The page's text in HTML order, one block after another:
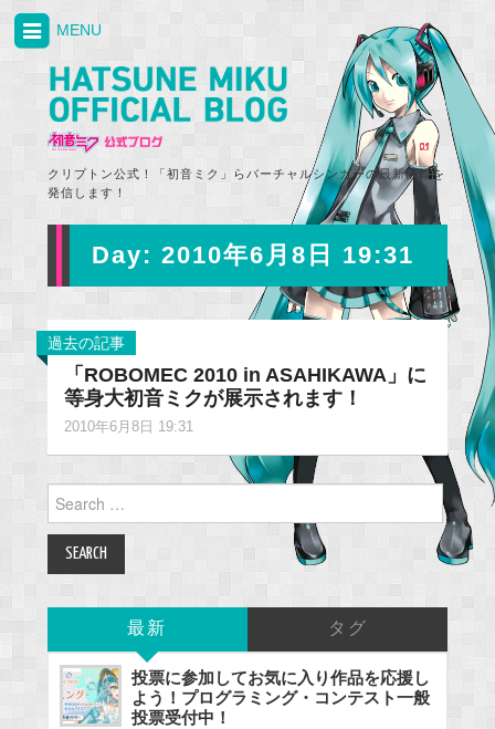
クリプトン公式！「初音ミク」らバーチャルシンガーの最新情報を
発信します！
MENU
Day: 2010年6月8日 19:31
過去の記事
「ROBOMEC 2010 in ASAHIKAWA」に
等身大初音ミクが展示されます！
2010年6月8日 19:31
Search
for:
最新 タグ
投票に参加してお気に入り作品を応援し
よう！プログラミング・コンテスト一般
投票受付中！